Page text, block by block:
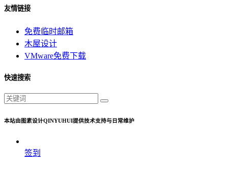
友情链接
免费临时邮箱
木屋设计
VMware免费下载
快速搜索
本站由图素设计QINYUHUI提供技术支持与日常维护
签到